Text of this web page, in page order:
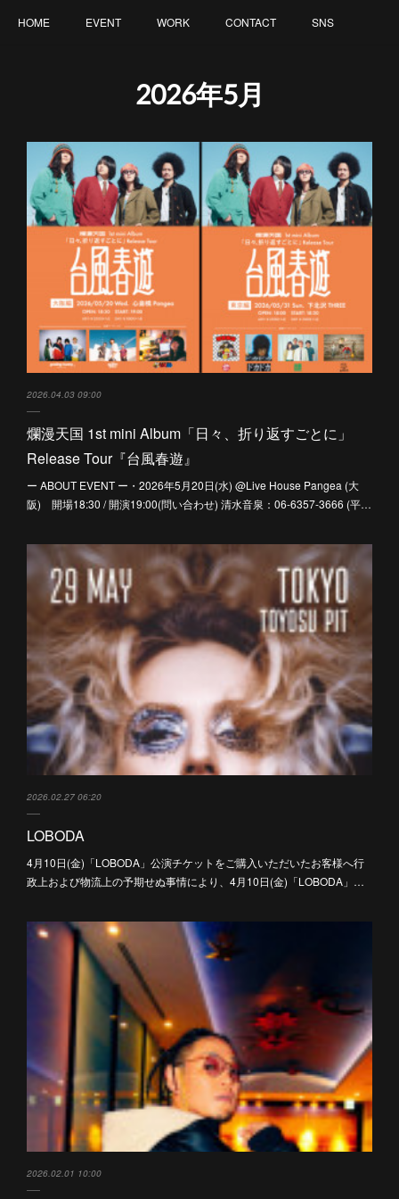
HOME EVENT WORK CONTACT SNS
2026年5月
2026.04.03 09:00
爛漫天国 1st mini Album「日々、折り返すごとに」
Release Tour『台風春遊』
ー ABOUT EVENT ー・2026年5月20日(水) @Live House Pangea (大
阪) 開場18:30 / 開演19:00(問い合わせ) 清水音泉：06-6357-3666 (平…
2026.02.27 06:20
LOBODA
4月10日(金)「LOBODA」公演チケットをご購入いただいたお客様へ行
政上および物流上の予期せぬ事情により、4月10日(金)「LOBODA」…
2026.02.01 10:00